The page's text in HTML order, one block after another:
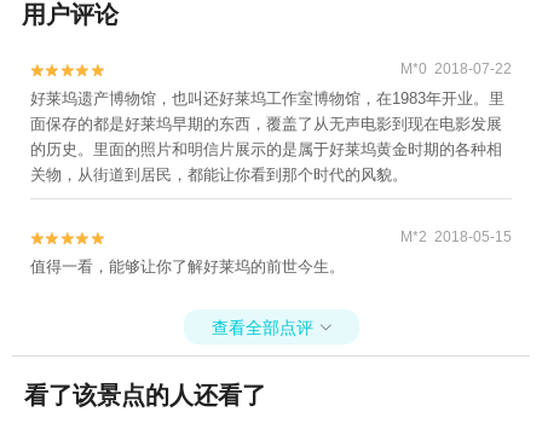
用户评论

 M*0 2018-07-22
好莱坞遗产博物馆，也叫还好莱坞工作室博物馆，在1983年开业。里
面保存的都是好莱坞早期的东西，覆盖了从无声电影到现在电影发展
的历史。里面的照片和明信片展示的是属于好莱坞黄金时期的各种相
关物，从街道到居民，都能让你看到那个时代的风貌。

 M*2 2018-05-15
值得一看，能够让你了解好莱坞的前世今生。
查看全部点评 
看了该景点的人还看了